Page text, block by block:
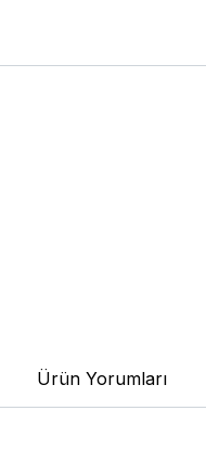
Ürün Yorumları